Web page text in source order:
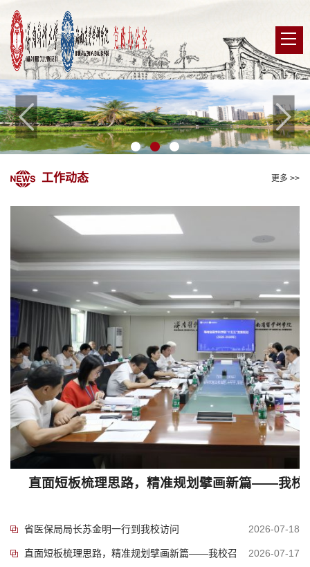
更多 >>
工作动态
我校举行庆祝中国共产党成立105周年暨“七
2026-07-18
省医保局局长苏金明一行到我校访问
2026-07-17
直面短板梳理思路，精准规划擘画新篇——我校召